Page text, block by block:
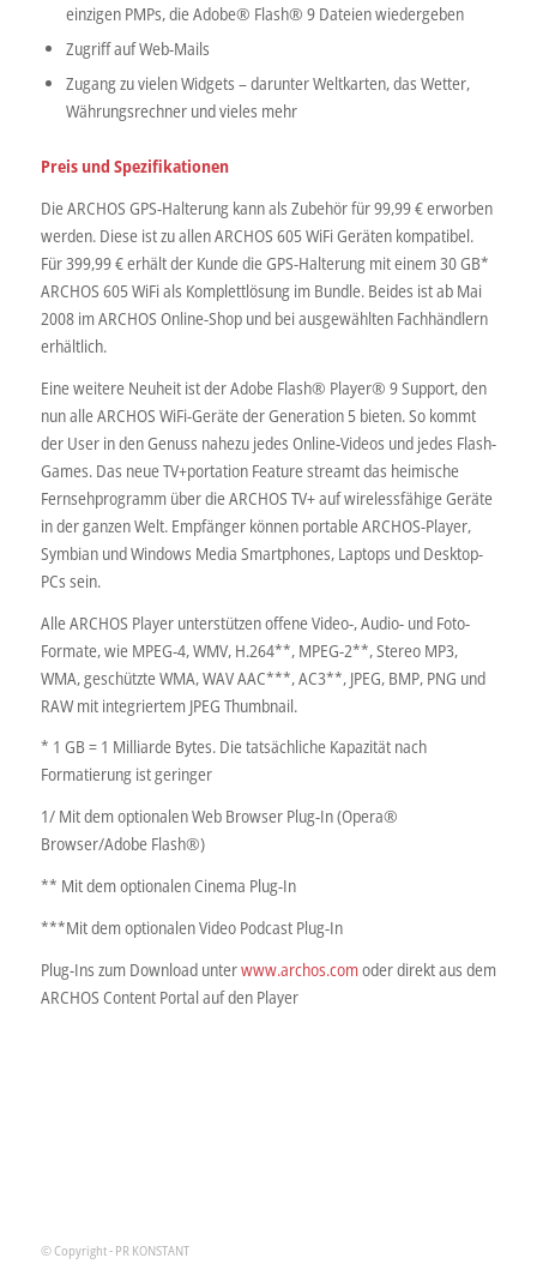
einzigen PMPs, die Adobe® Flash® 9 Dateien wiedergeben
Zugriff auf Web-Mails
Zugang zu vielen Widgets – darunter Weltkarten, das Wetter,
Währungsrechner und vieles mehr
Preis und Spezifikationen
Die ARCHOS GPS-Halterung kann als Zubehör für 99,99 € erworben
werden. Diese ist zu allen ARCHOS 605 WiFi Geräten kompatibel.
Für 399,99 € erhält der Kunde die GPS-Halterung mit einem 30 GB*
ARCHOS 605 WiFi als Komplettlösung im Bundle. Beides ist ab Mai
2008 im ARCHOS Online-Shop und bei ausgewählten Fachhändlern
erhältlich.
Eine weitere Neuheit ist der Adobe Flash® Player® 9 Support, den
nun alle ARCHOS WiFi-Geräte der Generation 5 bieten. So kommt
der User in den Genuss nahezu jedes Online-Videos und jedes Flash-
Games. Das neue TV+portation Feature streamt das heimische
Fernsehprogramm über die ARCHOS TV+ auf wirelessfähige Geräte
in der ganzen Welt. Empfänger können portable ARCHOS-Player,
Symbian und Windows Media Smartphones, Laptops und Desktop-
PCs sein.
Alle ARCHOS Player unterstützen offene Video-, Audio- und Foto-
Formate, wie MPEG-4, WMV, H.264**, MPEG-2**, Stereo MP3,
WMA, geschützte WMA, WAV AAC***, AC3**, JPEG, BMP, PNG und
RAW mit integriertem JPEG Thumbnail.
* 1 GB = 1 Milliarde Bytes. Die tatsächliche Kapazität nach
Formatierung ist geringer
1/ Mit dem optionalen Web Browser Plug-In (Opera®
Browser/Adobe Flash®)
** Mit dem optionalen Cinema Plug-In
***Mit dem optionalen Video Podcast Plug-In
Plug-Ins zum Download unterwww.archos.comoder direkt aus dem
ARCHOS Content Portal auf den Player
© Copyright - PR KONSTANT